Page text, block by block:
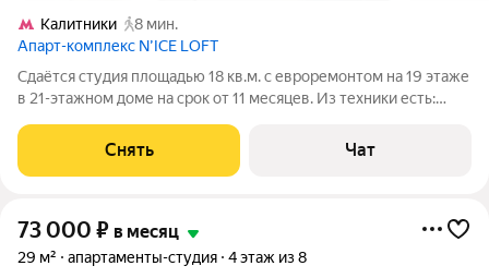
Калитники
8 мин.
Апарт-комплекс N’ICE LOFT
Сдаётся студия площадью 18 кв.м. с евроремонтом на 19 этаже
в 21-этажном доме на срок от 11 месяцев. Из техники есть:
Микроволновка Дом -
Снять Чат
73 000 ₽ в месяц
29 м² апартаменты-студия 4 этаж из 8